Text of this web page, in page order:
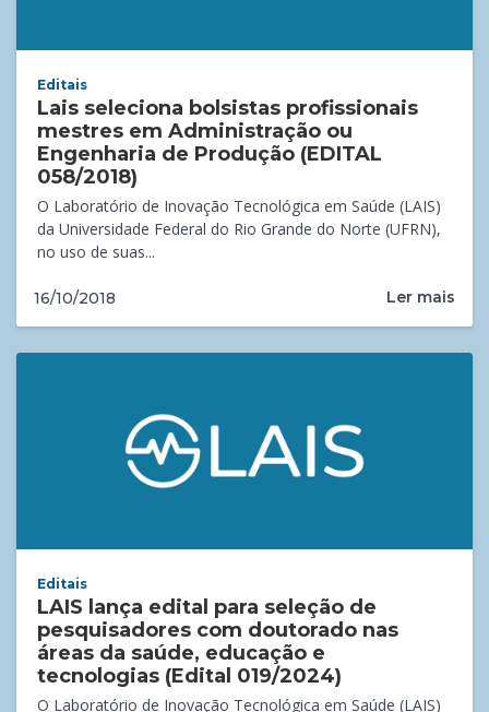
Editais
Lais seleciona bolsistas profissionais
mestres em Administração ou
Engenharia de Produção (EDITAL
058/2018)
O Laboratório de Inovação Tecnológica em Saúde (LAIS)
da Universidade Federal do Rio Grande do Norte (UFRN),
no uso de suas...
16/10/2018 Ler mais
Editais
LAIS lança edital para seleção de
pesquisadores com doutorado nas
áreas da saúde, educação e
tecnologias (Edital 019/2024)
O Laboratório de Inovação Tecnológica em Saúde (LAIS)